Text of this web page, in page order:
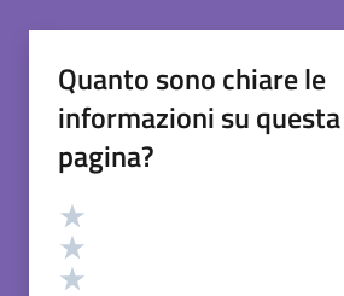
Quanto sono chiare le
informazioni su questa
pagina?
Valutazione